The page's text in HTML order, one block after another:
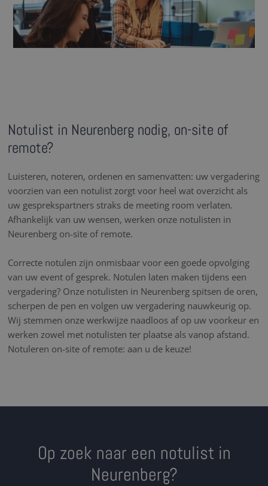
Notulist in Neurenberg nodig, on-site of
remote?
Luisteren, noteren, ordenen en samenvatten: uw vergadering
voorzien van een notulist zorgt voor heel wat overzicht als
uw gesprekspartners straks de meeting room verlaten.
Afhankelijk van uw wensen, werken onze notulisten in
Neurenberg on-site of remote.
Correcte notulen zijn onmisbaar voor een goede opvolging
van uw event of gesprek. Notulen laten maken tijdens een
vergadering? Onze notulisten in Neurenberg spitsen de oren,
scherpen de pen en volgen uw vergadering nauwkeurig op.
Wij stemmen onze werkwijze naadloos af op uw voorkeur en
werken zowel met notulisten ter plaatse als vanop afstand.
Notuleren on-site of remote: aan u de keuze!
Op zoek naar een notulist in
Neurenberg?